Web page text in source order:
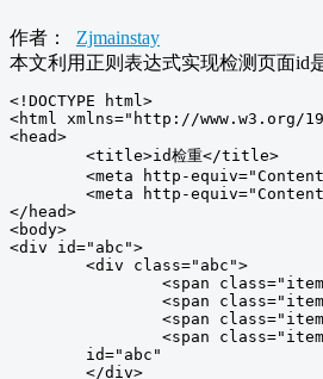
作者： Zjmainstay
本文利用正则表达式实现检测页面id
<!DOCTYPE html>
<html xmlns="http://www.w3.org/
<head>
</head>
<body>
<div id="abc">
        id="abc"